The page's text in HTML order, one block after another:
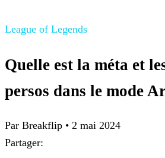
League of Legends
Quelle est la méta et
persos dans le mode
Par Breakflip • 2 mai 2024
Partager: